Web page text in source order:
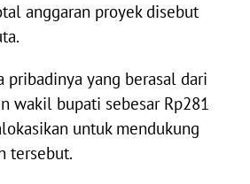
anggaran proyek disebut
pribadinya yang berasal dari
wakil bupati sebesar Rp281
untuk mendukung
tersebut.